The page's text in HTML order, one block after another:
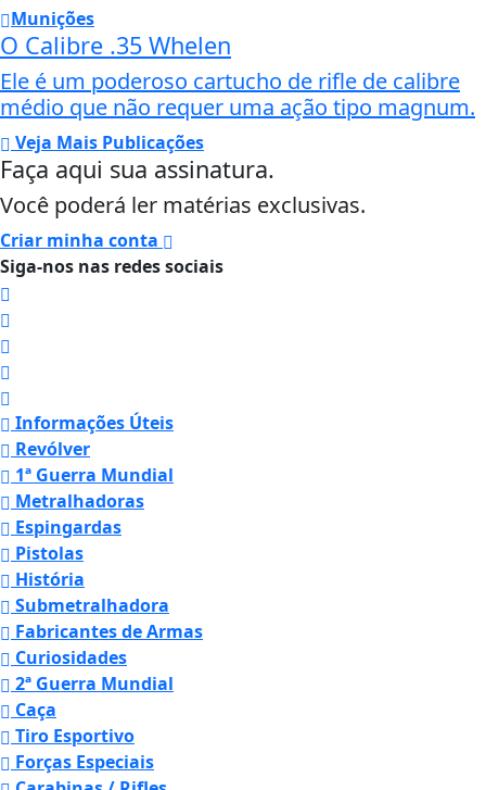
Munições
O Calibre .35 Whelen
Ele é um poderoso cartucho de rifle de calibre
médio que não requer uma ação tipo magnum.
Veja Mais Publicações
Faça aqui sua assinatura.
Você poderá ler matérias exclusivas.
Criar minha conta
Siga-nos nas redes sociais
Informações Úteis
Revólver
1ª Guerra Mundial
Metralhadoras
Espingardas
Pistolas
História
Submetralhadora
Fabricantes de Armas
Curiosidades
2ª Guerra Mundial
Caça
Tiro Esportivo
Forças Especiais